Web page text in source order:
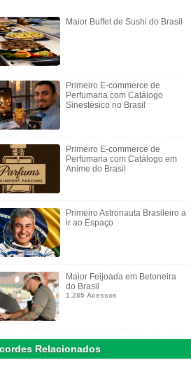
Maior Buffet de Sushi do Brasil
Primeiro E-commerce de
Perfumaria com Catálogo
Sinestésico no Brasil
Primeiro E-commerce de
Perfumaria com Catálogo em
Anime do Brasil
Primeiro Astronauta Brasileiro a
ir ao Espaço
Maior Feijoada em Betoneira
do Brasil
1.285 Acessos
Relacionados